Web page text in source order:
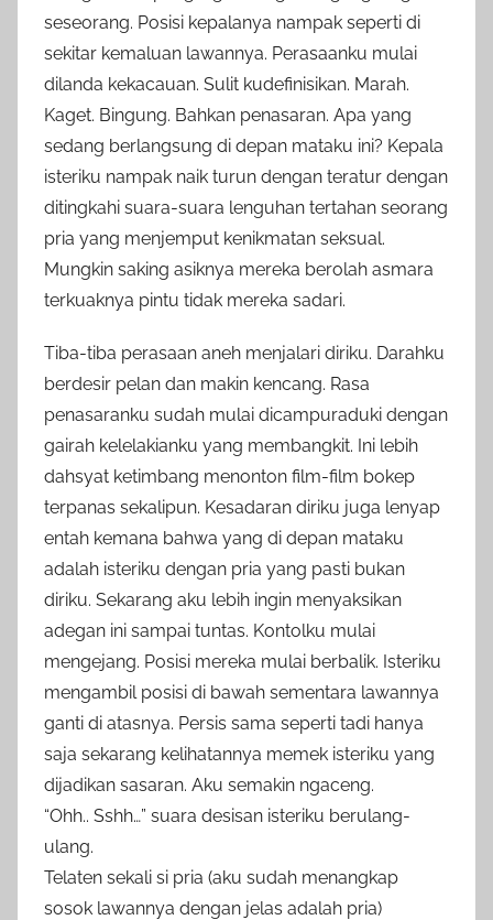
seseorang. Posisi kepalanya nampak seperti di
sekitar kemaluan lawannya. Perasaanku mulai
dilanda kekacauan. Sulit kudefinisikan. Marah.
Kaget. Bingung. Bahkan penasaran. Apa yang
sedang berlangsung di depan mataku ini? Kepala
isteriku nampak naik turun dengan teratur dengan
ditingkahi suara-suara lenguhan tertahan seorang
pria yang menjemput kenikmatan seksual.
Mungkin saking asiknya mereka berolah asmara
terkuaknya pintu tidak mereka sadari.
Tiba-tiba perasaan aneh menjalari diriku. Darahku
berdesir pelan dan makin kencang. Rasa
penasaranku sudah mulai dicampuraduki dengan
gairah kelelakianku yang membangkit. Ini lebih
dahsyat ketimbang menonton film-film bokep
terpanas sekalipun. Kesadaran diriku juga lenyap
entah kemana bahwa yang di depan mataku
adalah isteriku dengan pria yang pasti bukan
diriku. Sekarang aku lebih ingin menyaksikan
adegan ini sampai tuntas. Kontolku mulai
mengejang. Posisi mereka mulai berbalik. Isteriku
mengambil posisi di bawah sementara lawannya
ganti di atasnya. Persis sama seperti tadi hanya
saja sekarang kelihatannya memek isteriku yang
dijadikan sasaran. Aku semakin ngaceng.
“Ohh.. Sshh…” suara desisan isteriku berulang-
ulang.
Telaten sekali si pria (aku sudah menangkap
sosok lawannya dengan jelas adalah pria)